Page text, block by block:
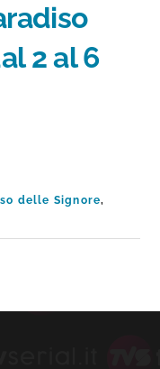
2 al 6
delle Signore,